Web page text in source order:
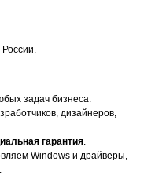
задач бизнеса:
дизайнеров,
гарантия.
Windows и драйверы,